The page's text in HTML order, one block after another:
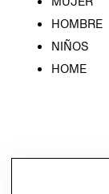
HOMBRE
NIÑOS
HOME